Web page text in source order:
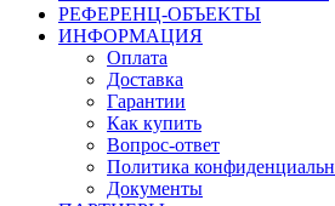
РЕФЕРЕНЦ-ОБЪЕKТЫ
ИНФОРМАЦИЯ
Оплата
Доставка
Гарантии
Как купить
Вопрос-ответ
Политика
Документы